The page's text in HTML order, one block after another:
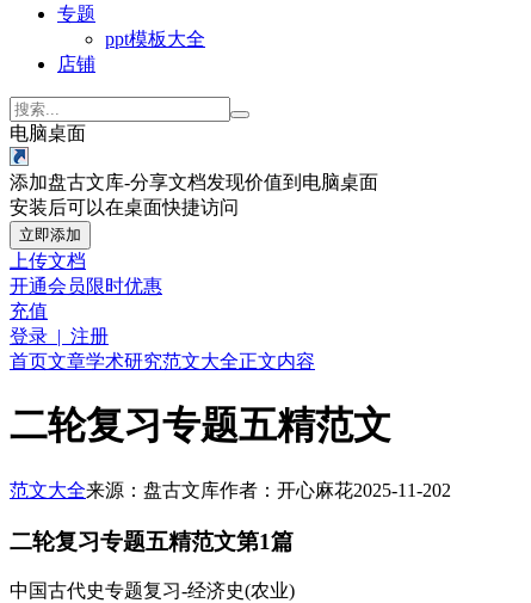
专题
ppt模板大全
店铺
电脑桌面
添加盘古文库-分享文档发现价值到电脑桌面
安装后可以在桌面快捷访问
立即添加
上传文档
开通会员限时优惠
充值
登录 | 注册
首页文章学术研究范文大全正文内容
二轮复习专题五精范文
范文大全来源：盘古文库作者：开心麻花2025-11-202
二轮复习专题五精范文第1篇
中国古代史专题复习-经济史(农业)